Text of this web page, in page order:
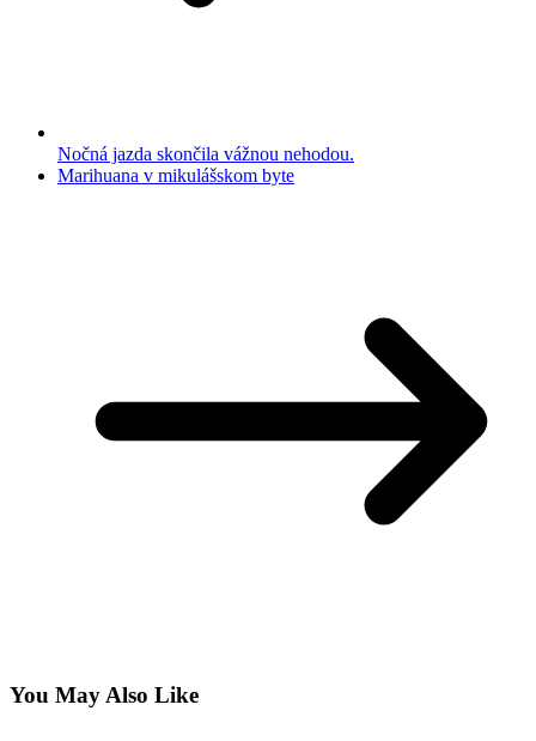
Nočná jazda skončila vážnou nehodou.
Marihuana v mikulášskom byte
You May Also Like